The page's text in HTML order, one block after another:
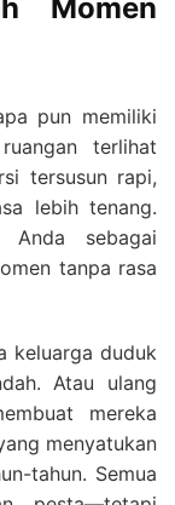
Momen
pun memiliki
terlihat
tersusun rapi,
lebih tenang.
sebagai
tanpa rasa
keluarga duduk
Atau ulang
mereka
menyatukan
tahun. Semua